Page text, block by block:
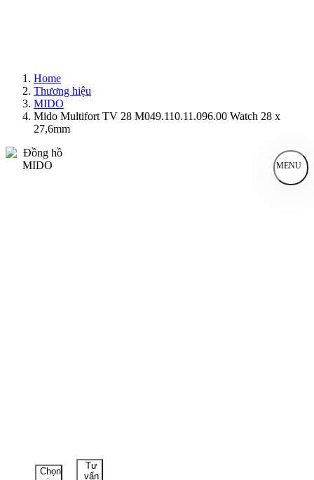
Home
Thương hiệu
MIDO
Mido Multifort TV 28 M049.110.11.096.00 Watch 28 x
27,6mm
MENU
Chọn
Tư
vấn